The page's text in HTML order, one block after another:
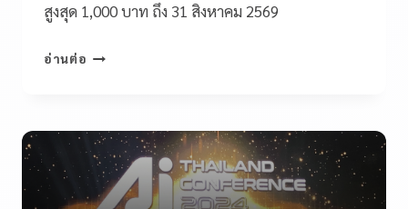
สูงสุด 1,000 บาท ถึง 31 สิงหาคม 2569
อ่านต่อ